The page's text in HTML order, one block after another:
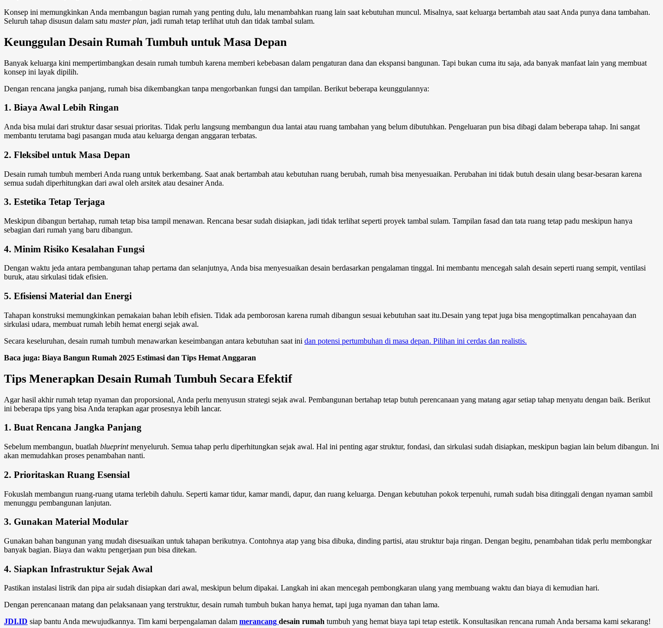
Konsep ini memungkinkan Anda membangun bagian rumah yang penting dulu, lalu menambahkan ruang lain saat kebutuhan muncul. Misalnya, saat keluarga bertambah atau saat Anda punya dana tambahan.
Seluruh tahap disusun dalam satu master plan, jadi rumah tetap terlihat utuh dan tidak tambal sulam.
Keunggulan Desain Rumah Tumbuh untuk Masa Depan
Banyak keluarga kini mempertimbangkan desain rumah tumbuh karena memberi kebebasan dalam pengaturan dana dan ekspansi bangunan. Tapi bukan cuma itu saja, ada banyak manfaat lain yang membuat
konsep ini layak dipilih.
Dengan rencana jangka panjang, rumah bisa dikembangkan tanpa mengorbankan fungsi dan tampilan. Berikut beberapa keunggulannya:
1. Biaya Awal Lebih Ringan
Anda bisa mulai dari struktur dasar sesuai prioritas. Tidak perlu langsung membangun dua lantai atau ruang tambahan yang belum dibutuhkan. Pengeluaran pun bisa dibagi dalam beberapa tahap. Ini sangat
membantu terutama bagi pasangan muda atau keluarga dengan anggaran terbatas.
2. Fleksibel untuk Masa Depan
Desain rumah tumbuh memberi Anda ruang untuk berkembang. Saat anak bertambah atau kebutuhan ruang berubah, rumah bisa menyesuaikan. Perubahan ini tidak butuh desain ulang besar-besaran karena
semua sudah diperhitungkan dari awal oleh arsitek atau desainer Anda.
3. Estetika Tetap Terjaga
Meskipun dibangun bertahap, rumah tetap bisa tampil menawan. Rencana besar sudah disiapkan, jadi tidak terlihat seperti proyek tambal sulam. Tampilan fasad dan tata ruang tetap padu meskipun hanya
sebagian dari rumah yang baru dibangun.
4. Minim Risiko Kesalahan Fungsi
Dengan waktu jeda antara pembangunan tahap pertama dan selanjutnya, Anda bisa menyesuaikan desain berdasarkan pengalaman tinggal. Ini membantu mencegah salah desain seperti ruang sempit, ventilasi
buruk, atau sirkulasi tidak efisien.
5. Efisiensi Material dan Energi
Tahapan konstruksi memungkinkan pemakaian bahan lebih efisien. Tidak ada pemborosan karena rumah dibangun sesuai kebutuhan saat itu.Desain yang tepat juga bisa mengoptimalkan pencahayaan dan
sirkulasi udara, membuat rumah lebih hemat energi sejak awal.
Secara keseluruhan, desain rumah tumbuh menawarkan keseimbangan antara kebutuhan saat ini dan potensi pertumbuhan di masa depan. Pilihan ini cerdas dan realistis.
Baca juga: Biaya Bangun Rumah 2025 Estimasi dan Tips Hemat Anggaran
Tips Menerapkan Desain Rumah Tumbuh Secara Efektif
Agar hasil akhir rumah tetap nyaman dan proporsional, Anda perlu menyusun strategi sejak awal. Pembangunan bertahap tetap butuh perencanaan yang matang agar setiap tahap menyatu dengan baik. Berikut
ini beberapa tips yang bisa Anda terapkan agar prosesnya lebih lancar.
1. Buat Rencana Jangka Panjang
Sebelum membangun, buatlah blueprintmenyeluruh. Semua tahap perlu diperhitungkan sejak awal. Hal ini penting agar struktur, fondasi, dan sirkulasi sudah disiapkan, meskipun bagian lain belum dibangun. Ini
akan memudahkan proses penambahan nanti.
2. Prioritaskan Ruang Esensial
Fokuslah membangun ruang-ruang utama terlebih dahulu. Seperti kamar tidur, kamar mandi, dapur, dan ruang keluarga. Dengan kebutuhan pokok terpenuhi, rumah sudah bisa ditinggali dengan nyaman sambil
menunggu pembangunan lanjutan.
3. Gunakan Material Modular
Gunakan bahan bangunan yang mudah disesuaikan untuk tahapan berikutnya. Contohnya atap yang bisa dibuka, dinding partisi, atau struktur baja ringan. Dengan begitu, penambahan tidak perlu membongkar
banyak bagian. Biaya dan waktu pengerjaan pun bisa ditekan.
4. Siapkan Infrastruktur Sejak Awal
Pastikan instalasi listrik dan pipa air sudah disiapkan dari awal, meskipun belum dipakai. Langkah ini akan mencegah pembongkaran ulang yang membuang waktu dan biaya di kemudian hari.
Dengan perencanaan matang dan pelaksanaan yang terstruktur, desain rumah tumbuh bukan hanya hemat, tapi juga nyaman dan tahan lama.
JDI.ID siap bantu Anda mewujudkannya. Tim kami berpengalaman dalam merancang desain rumah tumbuh yang hemat biaya tapi tetap estetik. Konsultasikan rencana rumah Anda bersama kami sekarang!